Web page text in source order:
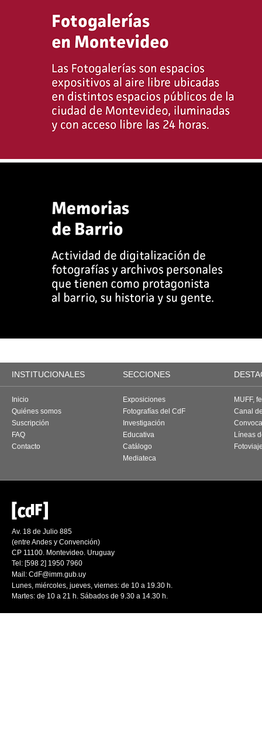
INSTITUCIONALES SECCIONES
Inicio
Quiénes somos
Suscripción
FAQ
Contacto
Exposiciones
Fotografías del CdF
Investigación
Educativa
Catálogo
Mediateca
MUFF,
Canal
Líneas
Av. 18 de Julio 885
(entre Andes y Convención)
CP 11100. Montevideo. Uruguay
Tel: [598 2] 1950 7960
Mail: CdF@imm.gub.uy
Lunes, miércoles, jueves, viernes: de 10 a 19.30 h.
Martes: de 10 a 21 h. Sábados de 9.30 a 14.30 h.